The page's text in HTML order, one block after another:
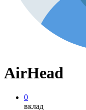
AirHead
0
вклад